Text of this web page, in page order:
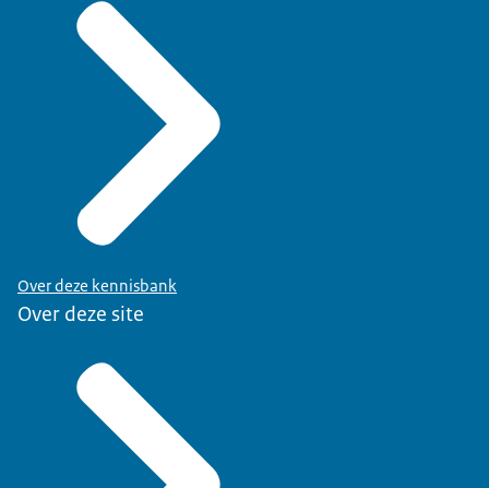
Over deze kennisbank
Over deze site